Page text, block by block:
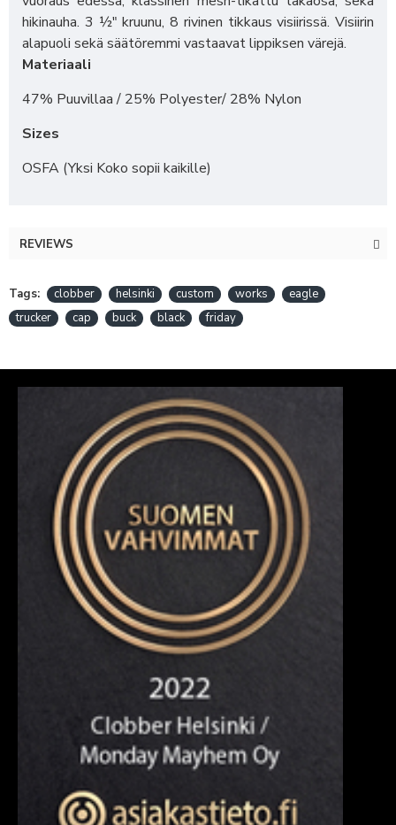
hikinauha. 3 ½" kruunu, 8 rivinen tikkaus visiirissä. Visiirin
alapuoli sekä säätöremmi vastaavat lippiksen värejä.
Materiaali
47% Puuvillaa / 25% Polyester/ 28% Nylon
Sizes
OSFA (Yksi Koko sopii kaikille)
REVIEWS
Tags: clobber helsinki custom works
eagle
trucker
cap buck black friday